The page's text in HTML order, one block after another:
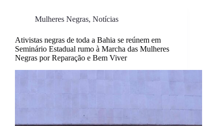
Mulheres Negras, Notícias
Ativistas negras de toda a Bahia se reúnem em
Seminário Estadual rumo à Marcha das Mulheres
Negras por Reparação e Bem Viver